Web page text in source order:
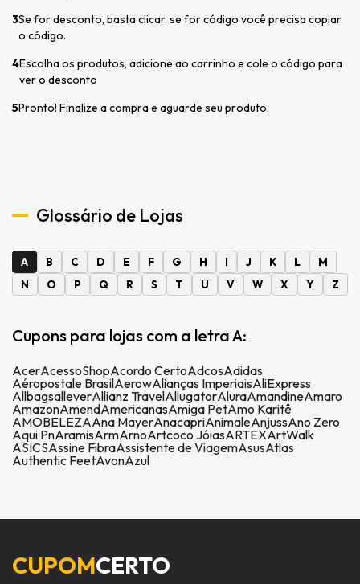
3Se for desconto, basta clicar. se for código você precisa copiar
o código.
4Escolha os produtos, adicione ao carrinho e cole o código para
ver o desconto
5Pronto! Finalize a compra e aguarde seu produto.
Glossário de Lojas
A B C D E F G H I J K L
M
N
O P Q R S T U V W X Y Z
Cupons para lojas com a letra A:
AcerAcessoShopAcordo CertoAdcosAdidas
Aéropostale BrasilAerowAlianças ImperiaisAliExpress
AllbagsalleverAllianz TravelAllugatorAluraAmandineAmaro
AmazonAmendAmericanasAmiga PetAmo Karitê
AMOBELEZAAna MayerAnacapriAnimaleAnjussAno Zero
Aqui PnAramisArmArnoArtcoco JóiasARTEXArtWalk
ASICSAssine FibraAssistente de ViagemAsusAtlas
Authentic FeetAvonAzul
CUPOMCERTO